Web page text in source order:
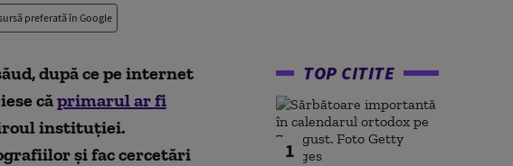
preferată în Google
după ce pe internet
căprimarul ar fi
instituției.
și fac cercetări
TOP CITITE
1